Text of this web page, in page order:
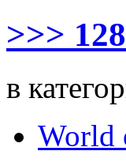
>>>
в
World